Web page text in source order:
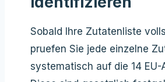
Sobald Ihre Zutatenliste
pruefen Sie jede einzelne
systematisch auf die 14 EU-